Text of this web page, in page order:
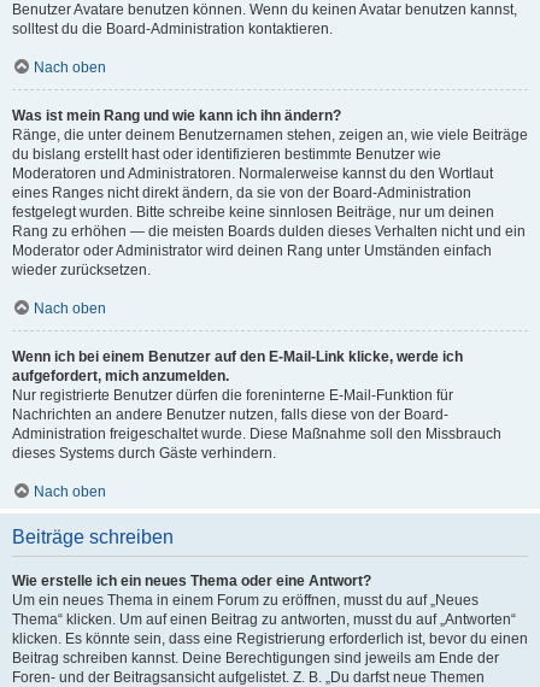
Benutzer Avatare benutzen können. Wenn du keinen Avatar benutzen kannst,
solltest du die Board-Administration kontaktieren.
Nach oben
Was ist mein Rang und wie kann ich ihn ändern?
Ränge, die unter deinem Benutzernamen stehen, zeigen an, wie viele Beiträge
du bislang erstellt hast oder identifizieren bestimmte Benutzer wie
Moderatoren und Administratoren. Normalerweise kannst du den Wortlaut
eines Ranges nicht direkt ändern, da sie von der Board-Administration
festgelegt wurden. Bitte schreibe keine sinnlosen Beiträge, nur um deinen
Rang zu erhöhen — die meisten Boards dulden dieses Verhalten nicht und ein
Moderator oder Administrator wird deinen Rang unter Umständen einfach
wieder zurücksetzen.
Nach oben
Wenn ich bei einem Benutzer auf den E-Mail-Link klicke, werde ich
aufgefordert, mich anzumelden.
Nur registrierte Benutzer dürfen die foreninterne E-Mail-Funktion für
Nachrichten an andere Benutzer nutzen, falls diese von der Board-
Administration freigeschaltet wurde. Diese Maßnahme soll den Missbrauch
dieses Systems durch Gäste verhindern.
Nach oben
Beiträge schreiben
Wie erstelle ich ein neues Thema oder eine Antwort?
Um ein neues Thema in einem Forum zu eröffnen, musst du auf „Neues
Thema“ klicken. Um auf einen Beitrag zu antworten, musst du auf „Antworten“
klicken. Es könnte sein, dass eine Registrierung erforderlich ist, bevor du einen
Beitrag schreiben kannst. Deine Berechtigungen sind jeweils am Ende der
Foren- und der Beitragsansicht aufgelistet. Z. B. „Du darfst neue Themen